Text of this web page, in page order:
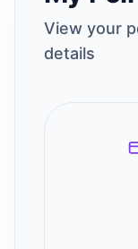
View your
details